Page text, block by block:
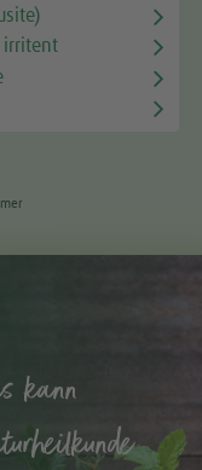
irritent
kann